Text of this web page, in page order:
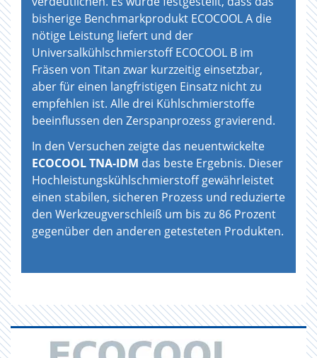
bisherige Benchmarkprodukt ECOCOOL A die
nötige Leistung liefert und der
Universalkühlschmierstoff ECOCOOL B im
Fräsen von Titan zwar kurzzeitig einsetzbar,
aber für einen langfristigen Einsatz nicht zu
empfehlen ist. Alle drei Kühlschmierstoffe
beeinflussen den Zerspanprozess gravierend.
In den Versuchen zeigte das neuentwickelte
ECOCOOL TNA-IDM das beste Ergebnis. Dieser
Hochleistungskühlschmierstoff gewährleistet
einen stabilen, sicheren Prozess und reduzierte
den Werkzeugverschleiß um bis zu 86 Prozent
gegenüber den anderen getesteten Produkten.